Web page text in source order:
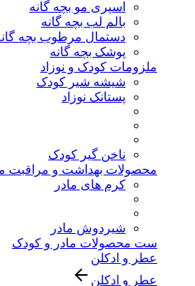
اسپری مو بچه گانه
بالم لب بچه گانه
دستمال مرطوب بچه
پوشک بچه گانه
ملزومات کودک و نوزاد
شیشه شیر کودک
پستانک نوزاد
ناخن گیر کودک
محصولات بهداشت و مراقبت
کرم های مادر
شیردوش مادر
ست محصولات مادر و کودک
عطر و ادکلن
عطر و ادکلن